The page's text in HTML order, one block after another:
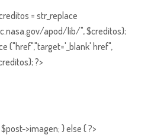
= str_replace
apod/lib/", $creditos);
("href","target='_blank' href",
?>
>imagen; } else { ?>